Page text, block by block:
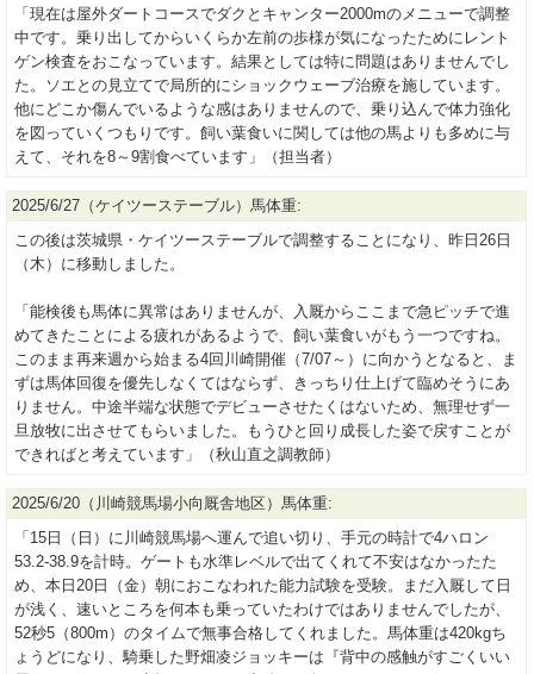
「現在は屋外ダートコースでダクとキャンター2000mのメニューで調整
中です。乗り出してからいくらか左前の歩様が気になったためにレント
ゲン検査をおこなっています。結果としては特に問題はありませんでし
た。ソエとの見立てで局所的にショックウェーブ治療を施しています。
他にどこか傷んでいるような感はありませんので、乗り込んで体力強化
を図っていくつもりです。飼い葉食いに関しては他の馬よりも多めに与
えて、それを8～9割食べています」（担当者）
2025/6/27（ケイツーステーブル）馬体重:
この後は茨城県・ケイツーステーブルで調整することになり、昨日26日
（木）に移動しました。
「能検後も馬体に異常はありませんが、入厩からここまで急ピッチで進
めてきたことによる疲れがあるようで、飼い葉食いがもう一つですね。
このまま再来週から始まる4回川崎開催（7/07～）に向かうとなると、ま
ずは馬体回復を優先しなくてはならず、きっちり仕上げて臨めそうにあ
りません。中途半端な状態でデビューさせたくはないため、無理せず一
旦放牧に出させてもらいました。もうひと回り成長した姿で戻すことが
できればと考えています」（秋山直之調教師）
2025/6/20（川崎競馬場小向厩舎地区）馬体重:
「15日（日）に川崎競馬場へ運んで追い切り、手元の時計で4ハロン
53.2-38.9を計時。ゲートも水準レベルで出てくれて不安はなかったた
め、本日20日（金）朝におこなわれた能力試験を受験。まだ入厩して日
が浅く、速いところを何本も乗っていたわけではありませんでしたが、
52秒5（800m）のタイムで無事合格してくれました。馬体重は420kgち
ょうどになり、騎乗した野畑凌ジョッキーは『背中の感触がすごくいい